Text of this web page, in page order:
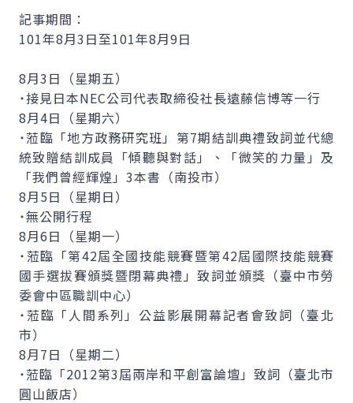
記事期間：
101年8月3日至101年8月9日
8月3日（星期五）
˙接見日本NEC公司代表取締役社長遠藤信博等一行
8月4日（星期六）
˙蒞臨「地方政務研究班」第7期結訓典禮致詞並代總
統致贈結訓成員「傾聽與對話」、「微笑的力量」及
「我們曾經輝煌」3本書（南投市）
8月5日（星期日）
˙無公開行程
8月6日（星期一）
˙蒞臨「第42屆全國技能競賽暨第42屆國際技能競賽
國手選拔賽頒獎暨閉幕典禮」致詞並頒獎（臺中市勞
委會中區職訓中心）
˙蒞臨「人間系列」公益影展開幕記者會致詞（臺北
市）
8月7日（星期二）
˙蒞臨「2012第3屆兩岸和平創富論壇」致詞（臺北市
圓山飯店）